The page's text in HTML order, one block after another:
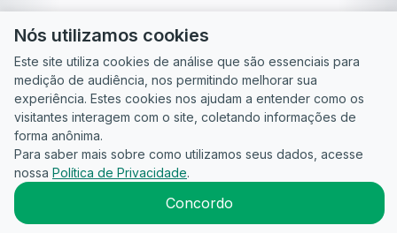
Guia do
Candidato
Para
empresas
Política de
Privacidade
Termos
2026CandidataAI
Nós utilizamos cookies
Este site utiliza cookies de análise que são essenciais para
medição de audiência, nos permitindo melhorar sua
experiência. Estes cookies nos ajudam a entender como os
visitantes interagem com o site, coletando informações de
forma anônima.
Para saber mais sobre como utilizamos seus dados, acesse
nossa Política de Privacidade.
Concordo